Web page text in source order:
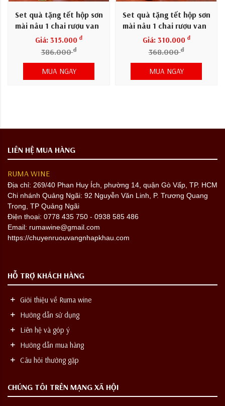
Set quà tặng tết hộp sơn
mài nâu 1 chai rượu vang
Úc Margheria trắng
Giá: 315.000 đ
386.000đ
MUA NGAY
Set quà tặng tết hộp sơn
mài nâu 1 chai rượu vang
Úc Margheria
Giá: 310.000 đ
368.000đ
MUA NGAY
LIÊN HỆ MUA HÀNG
RUMA WINE
Địa chỉ: 269/40 Phan Huy Ích, phường 14, quận Gò Vấp, TP. HCM
Chi nhánh Quảng Ngãi: 92 Nguyễn Văn Linh, P. Trương Quang
Trọng, TP Quảng Ngãi
Điện thoại: 0778 435 750 - 0938 585 486
Email: rumawine@gmail.com
https://chuyenruouvangnhapkhau.com
HỖ TRỢ KHÁCH HÀNG
Giới thiệu về Ruma wine
Hướng dẫn sử dụng
Liên hệ và góp ý
Hướng dẫn mua hàng
Câu hỏi thường gặp
CHÚNG TÔI TRÊN MẠNG XÃ HỘI